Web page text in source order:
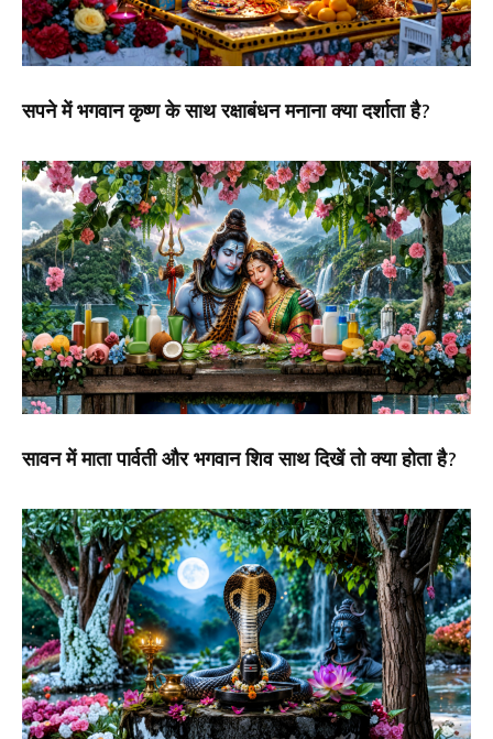
सपने में भगवान कृष्ण के साथ रक्षाबंधन मनाना क्या दर्शाता है?
सावन में माता पार्वती और भगवान शिव साथ दिखें तो क्या होता है?